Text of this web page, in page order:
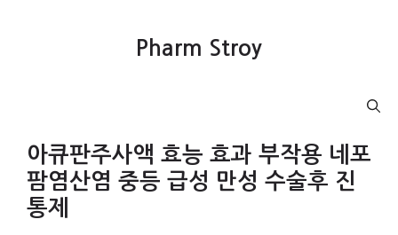
Pharm Stroy
아큐판주사액 효능 효과 부작용 네포
팜염산염 중등 급성 만성 수술후 진
통제